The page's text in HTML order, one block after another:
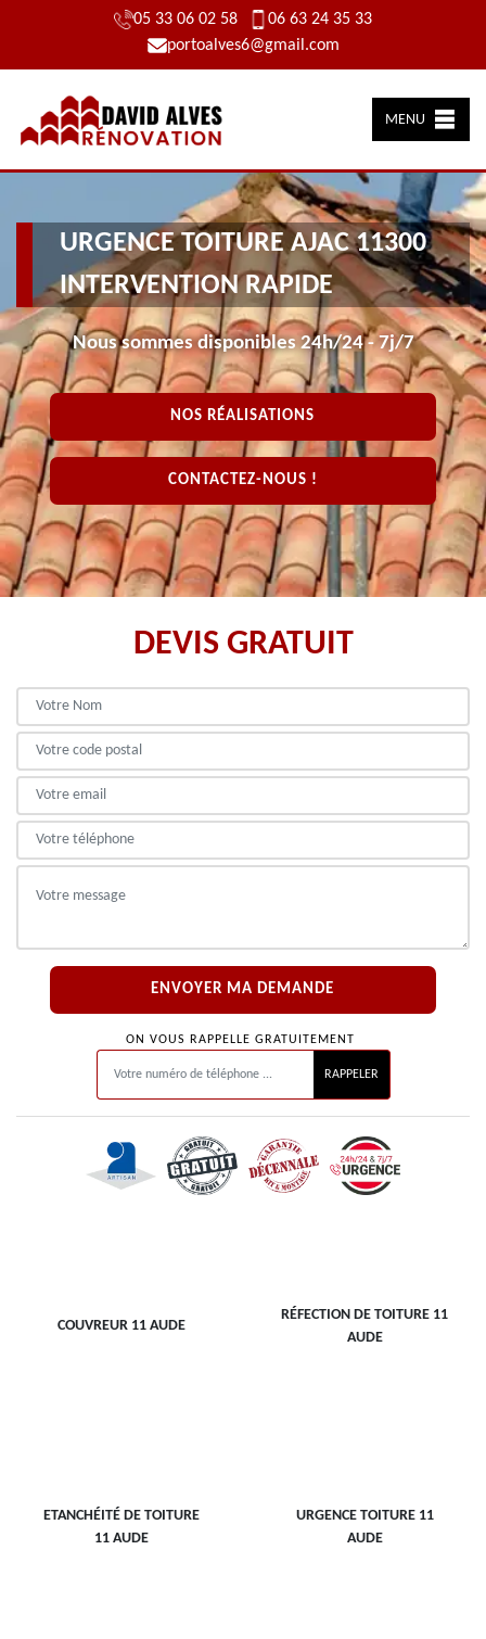
05 33 06 02 58
06 63 24 35 33
portoalves6@gmail.com
MENU
URGENCE TOITURE AJAC 11300
INTERVENTION RAPIDE
Nous sommes disponibles 24h/24 - 7j/7
NOS RÉALISATIONS
CONTACTEZ-NOUS !
DEVIS GRATUIT
ON VOUS RAPPELLE GRATUITEMENT
COUVREUR 11 AUDE
RÉFECTION DE TOITURE 11
AUDE
ETANCHÉITÉ DE TOITURE
11 AUDE
URGENCE TOITURE 11
AUDE